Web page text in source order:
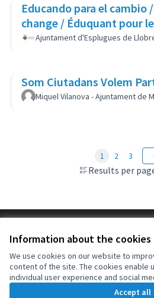
Information about the
We use cookies on our website to
content of the site. The cookies enable
individual user experience and social
Accept all
Educando para el cambio
change / Éduquant pour
Ajuntament d'Esplugues de
Som Ciutadans Volem
Miquel Vilanova - Ajuntament de
Results per
1 2 3
Cookie settings
(External link)
OIDP at Facebook
(External link)
OIDP at YouTube
(External link)
English
Choose languageChoisir la langue